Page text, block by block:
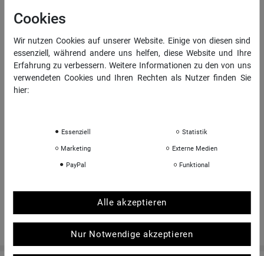
Daten­schutz­erklärung
AGB
Impressum
INFORMATIONEN
Sportkopf Hamburg
Rücksendungen FAQ
Hinweise zur Batterieentsorgung
Shop-Bewertungen
Cookies
Wir nutzen Cookies auf unserer Website. Einige von diesen sind
essenziell, während andere uns helfen, diese Website und Ihre
Erfahrung zu verbessern. Weitere Informationen zu den von uns
verwendeten Cookies und Ihren Rechten als Nutzer finden Sie
hier:
Essenziell Statistik
Marketing Externe Medien
PayPal Funktional
Alle akzeptieren
Nur Notwendige akzeptieren